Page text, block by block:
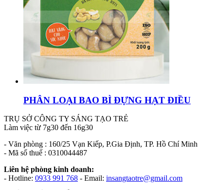
PHÂN LOẠI BAO BÌ ĐỰNG HẠT ĐIỀU
TRỤ SỞ CÔNG TY SÁNG TẠO TRẺ
Làm việc từ 7g30 đến 16g30
- Văn phòng : 160/25 Vạn Kiếp, P.Gia Định, TP. Hồ Chí Minh
- Mã số thuế : 0310044487
Liên hệ phòng kinh doanh:
- Hotline: 0933 991 768 - Email: insangtaotre@gmail.com